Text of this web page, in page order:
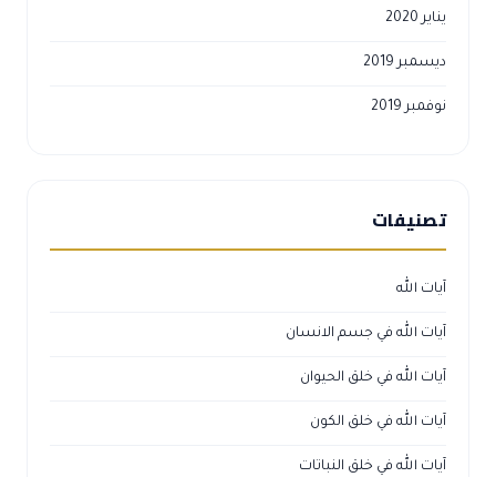
يناير 2020
ديسمبر 2019
نوفمبر 2019
تصنيفات
آيات الله
آيات الله في جسم الانسان
آيات الله في خلق الحيوان
آيات الله في خلق الكون
آيات الله في خلق النباتات